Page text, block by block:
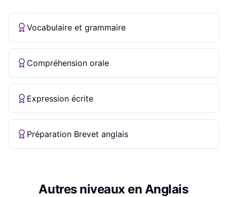
Vocabulaire et grammaire
Compréhension orale
Expression écrite
Préparation Brevet anglais
Autres niveaux en Anglais